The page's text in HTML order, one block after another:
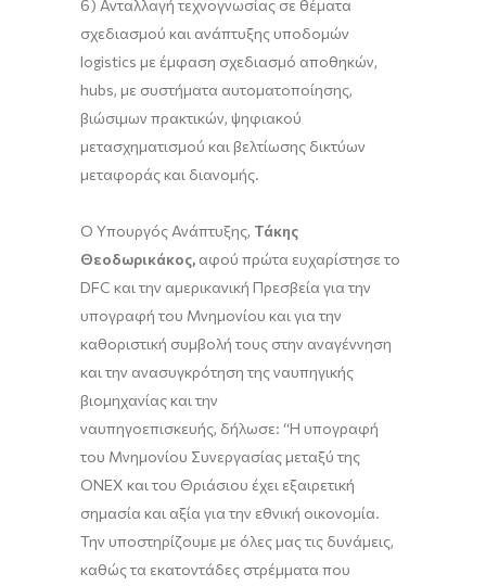
6) Ανταλλαγή τεχνογνωσίας σε θέματα
σχεδιασμού και ανάπτυξης υποδομών
logistics με έμφαση σχεδιασμό αποθηκών,
hubs, με συστήματα αυτοματοποίησης,
βιώσιμων πρακτικών, ψηφιακού
μετασχηματισμού και βελτίωσης δικτύων
μεταφοράς και διανομής.
Ο Υπουργός Ανάπτυξης, Τάκης
Θεοδωρικάκος, αφού πρώτα ευχαρίστησε το
DFC και την αμερικανική Πρεσβεία για την
υπογραφή του Μνημονίου και για την
καθοριστική συμβολή τους στην αναγέννηση
και την ανασυγκρότηση της ναυπηγικής
βιομηχανίας και την
ναυπηγοεπισκευής, δήλωσε: “Η υπογραφή
του Μνημονίου Συνεργασίας μεταξύ της
ONEX και του Θριάσιου έχει εξαιρετική
σημασία και αξία για την εθνική οικονομία.
Την υποστηρίζουμε με όλες μας τις δυνάμεις,
καθώς τα εκατοντάδες στρέμματα που